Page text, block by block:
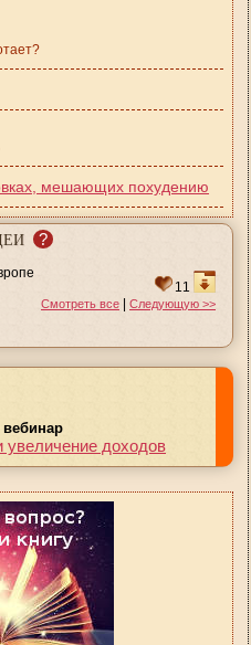
мешающих похудению
?
11
Смотреть все | Следующую >>
доходов